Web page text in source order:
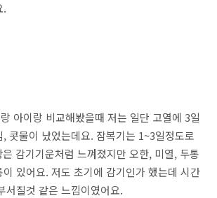
.
아이랑 비교해봤을때 저는 일단 고열에 3일
콧물이 났었는데요. 잠복기는 1~3일정도로
감기기운처럼 느껴졌지만 오한, 미열, 두통
있어요. 저도 초기에 감기인가 했는데 시간
서질것 같은 느낌이였어요.